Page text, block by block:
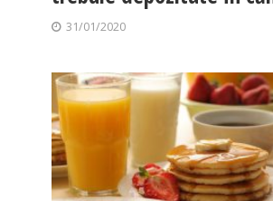
31/01/2020